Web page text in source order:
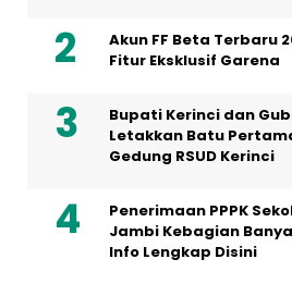
Akun FF Beta Terbaru
Fitur Eksklusif Garena
Bupati Kerinci dan
Letakkan Batu
Gedung RSUD Kerinci
Penerimaan PPPK
Jambi Kebagian
Info Lengkap Disini